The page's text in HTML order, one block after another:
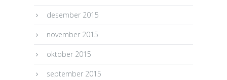
desember 2015
november 2015
oktober 2015
september 2015